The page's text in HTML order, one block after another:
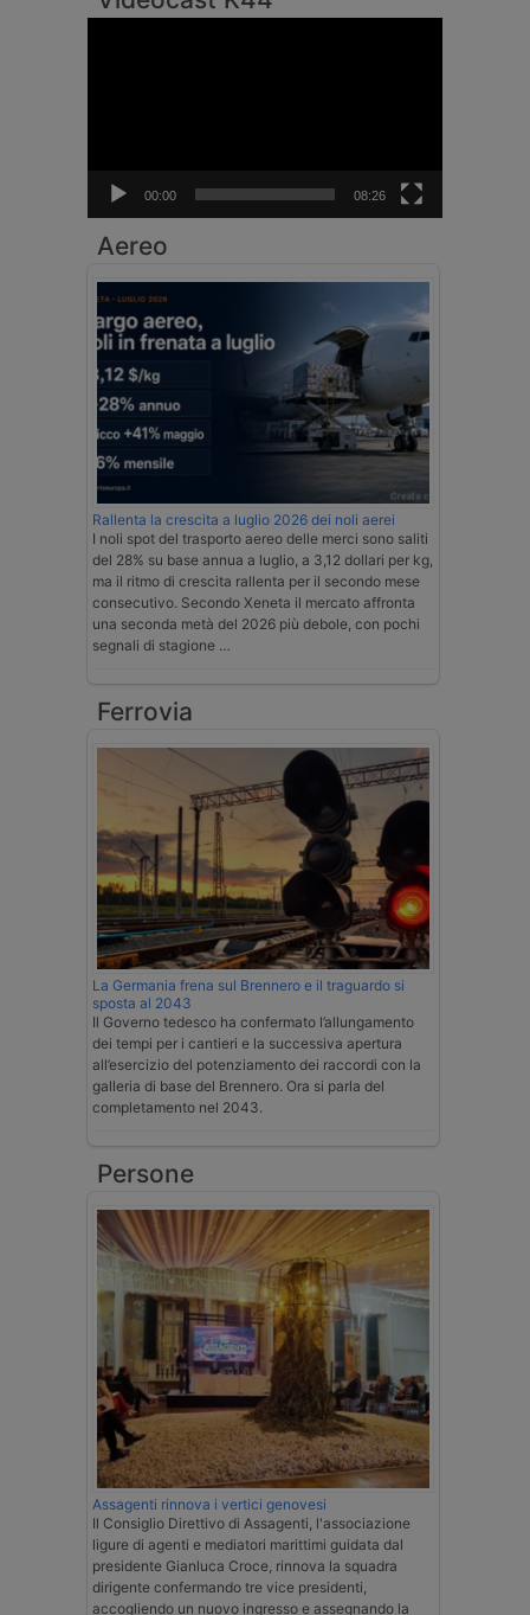
00:00 08:26
Aereo
Rallenta la crescita a luglio 2026 dei noli aerei
I noli spot del trasporto aereo delle merci sono saliti
del 28% su base annua a luglio, a 3,12 dollari per kg,
ma il ritmo di crescita rallenta per il secondo mese
consecutivo. Secondo Xeneta il mercato affronta
una seconda metà del 2026 più debole, con pochi
segnali di stagione …
Ferrovia
La Germania frena sul Brennero e il traguardo si
sposta al 2043
Il Governo tedesco ha confermato l’allungamento
dei tempi per i cantieri e la successiva apertura
all’esercizio del potenziamento dei raccordi con la
galleria di base del Brennero. Ora si parla del
completamento nel 2043.
Persone
Assagenti rinnova i vertici genovesi
Il Consiglio Direttivo di Assagenti, l'associazione
ligure di agenti e mediatori marittimi guidata dal
presidente Gianluca Croce, rinnova la squadra
dirigente confermando tre vice presidenti,
accogliendo un nuovo ingresso e assegnando la